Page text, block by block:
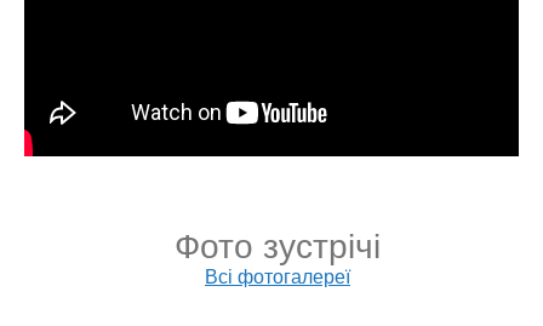
Фото зустрічі
Всі фотогалереї